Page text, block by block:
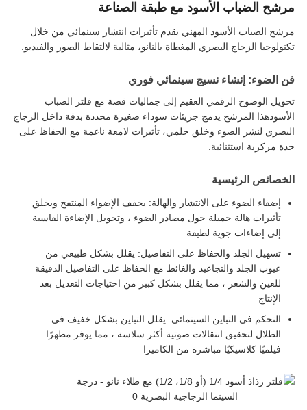
مرشح الضباب الأسود مع طبقة الصناعة
مرشح الضباب الأسود المهني يقدم تأثيرات انتشار سينمائي من خلال
تكنولوجيا الزجاج البصري المغطاة بالنانو، مثالية لالتقاط الصور والفيديو.
فن الضوء: إنشاء نسيج سينمائي فوري
تحويل الوضوح الرقمي العقيم إلى جماليات قصة مع فلتر الضباب
الأسودهذا المرشح يدمج جزيئات سوداء صغيرة محددة بدقة داخل الزجاج
البصري لنشر الضوء وخلق حلمي، تأثيرات لامعة ناعمة مع الحفاظ على
حدة مركزية استثنائية.
الخصائص الرئيسية
إضفاء الضوء على الانتشار والهالة: يخفف الإضواء المنتفخ ويخلق
تأثيرات هالة جميلة حول مصادر الضوء ، وتحويل الإضاءة القاسية
إلى إضاءات جوية لطيفة
تسهيل الجلد والحفاظ على التفاصيل: يقلل بشكل طبيعي من
عيوب الجلد والتجاعيد والغائط مع الحفاظ على التفاصيل الدقيقة
للعين والشعر ، مما يقلل بشكل كبير من احتياجات التعديل بعد
الإنتاج
التحكم في التباين السينمائي: يقلل التباين بشكل خفيف في
الظلال لتحقيق انتقالات صوتية أكثر سلاسة ، مما يوفر مظهرًا
فيلميًا كلاسيكيًا مباشرة من الكاميرا